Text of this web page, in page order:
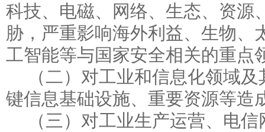
科技、电磁、网络、生态、资源
胁，严重影响海外利益、生物、
工智能等与国家安全相关的重点
（二）对工业和信息化领域
键信息基础设施、重要资源等造
（三）对工业生产运营、电